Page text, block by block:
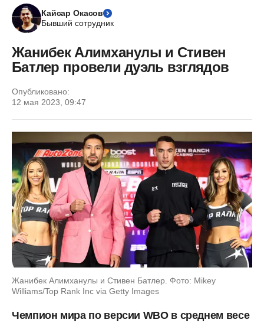
Кайсар Окасов
Бывший сотрудник
Жанибек Алимханулы и Стивен
Батлер провели дуэль взглядов
Опубликовано:
12 мая 2023, 09:47
Жанибек Алимханулы и Стивен Батлер. Фото: Mikey
Williams/Top Rank Inc via Getty Images
Чемпион мира по версии WBO в среднем весе